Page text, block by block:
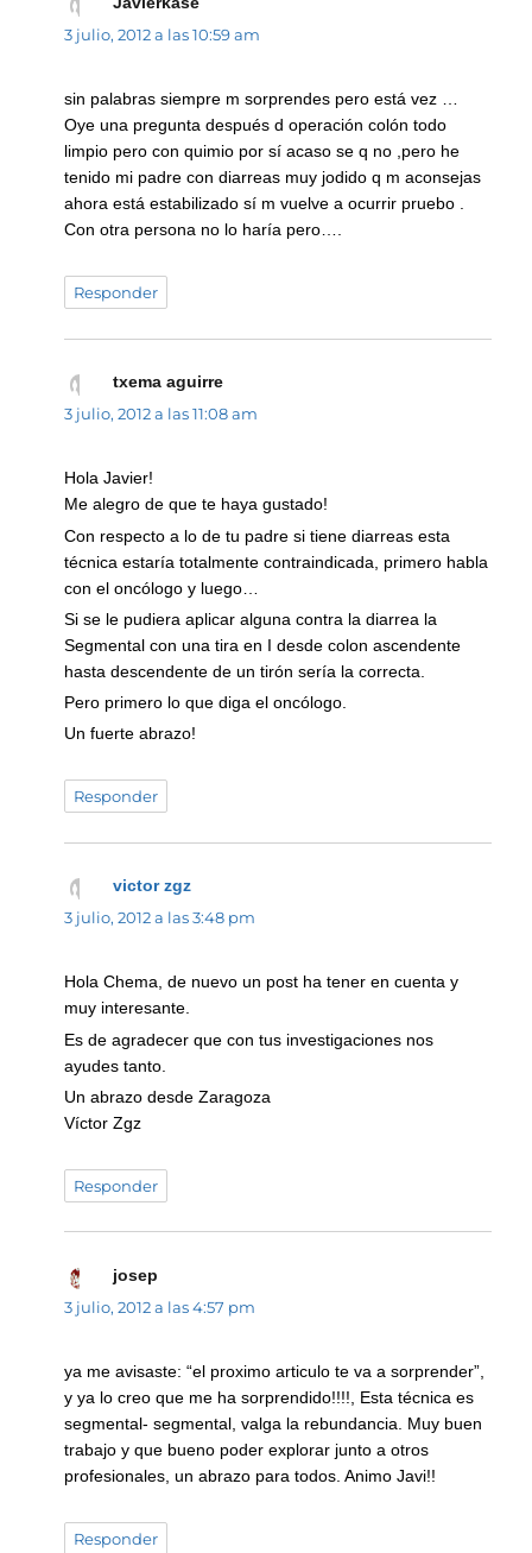
3 julio, 2012 a las 10:59 am
sin palabras siempre m sorprendes pero está vez …
Oye una pregunta después d operación colón todo
limpio pero con quimio por sí acaso se q no ,pero he
tenido mi padre con diarreas muy jodido q m aconsejas
ahora está estabilizado sí m vuelve a ocurrir pruebo .
Con otra persona no lo haría pero….
Responder
txema aguirredice:
3 julio, 2012 a las 11:08 am
Hola Javier!
Me alegro de que te haya gustado!
Con respecto a lo de tu padre si tiene diarreas esta
técnica estaría totalmente contraindicada, primero habla
con el oncólogo y luego…
Si se le pudiera aplicar alguna contra la diarrea la
Segmental con una tira en I desde colon ascendente
hasta descendente de un tirón sería la correcta.
Pero primero lo que diga el oncólogo.
Un fuerte abrazo!
Responder
victor zgzdice:
3 julio, 2012 a las 3:48 pm
Hola Chema, de nuevo un post ha tener en cuenta y
muy interesante.
Es de agradecer que con tus investigaciones nos
ayudes tanto.
Un abrazo desde Zaragoza
Víctor Zgz
Responder
josep
3 julio, 2012 a las 4:57 pm
ya me avisaste: “el proximo articulo te va a sorprender”,
y ya lo creo que me ha sorprendido!!!!, Esta técnica es
segmental- segmental, valga la rebundancia. Muy buen
trabajo y que bueno poder explorar junto a otros
profesionales, un abrazo para todos. Animo Javi!!
Responder